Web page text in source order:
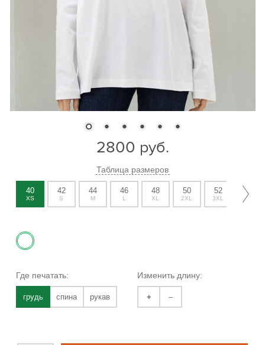
2800 руб.
Таблица размеров
40
XS
42
S
44
M
46
L
48
XL
50
2XL
52
3XL
54
4XL
Где печатать:
грудь спина рукав
Изменить длину:
+ –